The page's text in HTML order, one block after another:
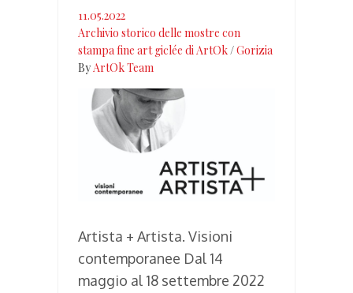
11.05.2022
Archivio storico delle mostre con
stampa fine art giclée di ArtOk/Gorizia
ByArtOk Team
Artista + Artista. Visioni
contemporanee Dal 14
maggio al 18 settembre 2022